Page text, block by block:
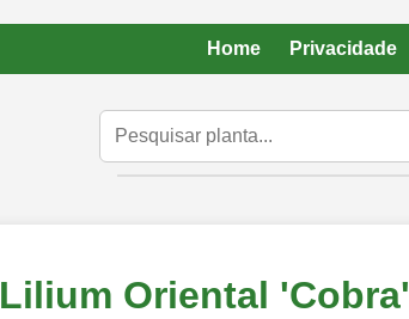
Home Privacidade
Lilium Oriental 'Cobra'